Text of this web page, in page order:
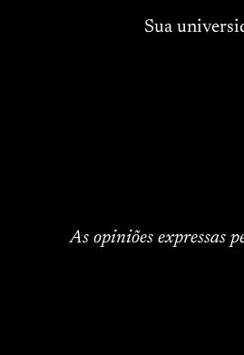
Sua
As opiniões expressas